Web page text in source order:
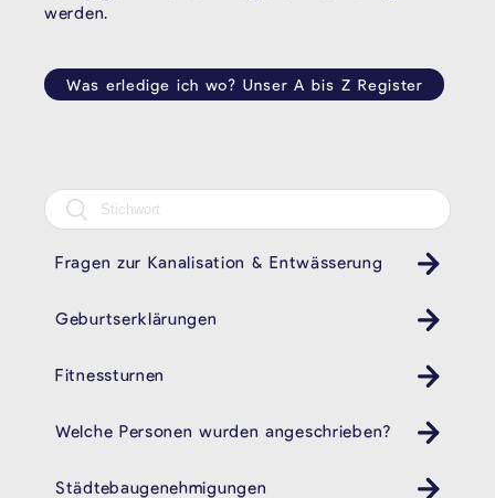
werden.
Was erledige ich wo? Unser A bis Z Register
Fragen zur Kanalisation & Entwässerung
Geburtserklärungen
Fitnessturnen
Welche Personen wurden angeschrieben?
Städtebaugenehmigungen